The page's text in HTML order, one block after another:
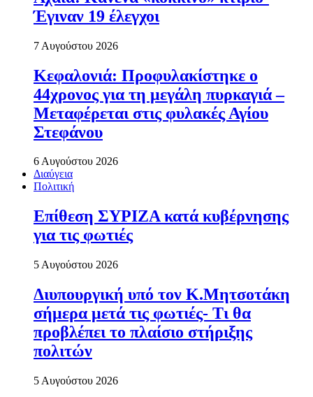
Έγιναν 19 έλεγχοι
7 Αυγούστου 2026
Κεφαλονιά: Προφυλακίστηκε ο
44χρονος για τη μεγάλη πυρκαγιά –
Μεταφέρεται στις φυλακές Αγίου
Στεφάνου
6 Αυγούστου 2026
Διαύγεια
Πολιτική
Επίθεση ΣΥΡΙΖΑ κατά κυβέρνησης
για τις φωτιές
5 Αυγούστου 2026
Διυπουργική υπό τον Κ.Μητσοτάκη
σήμερα μετά τις φωτιές- Τι θα
προβλέπει το πλαίσιο στήριξης
πολιτών
5 Αυγούστου 2026